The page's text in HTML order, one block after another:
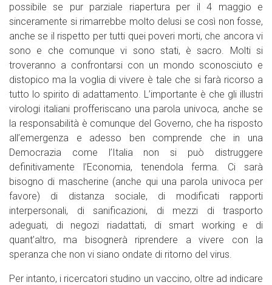
possibile se pur parziale riapertura per il 4 maggio e
sinceramente si rimarrebbe molto delusi se così non fosse,
anche se il rispetto per tutti quei poveri morti, che ancora vi
sono e che comunque vi sono stati, è sacro. Molti si
troveranno a confrontarsi con un mondo sconosciuto e
distopico ma la voglia di vivere è tale che si farà ricorso a
tutto lo spirito di adattamento. L’importante è che gli illustri
virologi italiani profferiscano una parola univoca, anche se
la responsabilità è comunque del Governo, che ha risposto
all’emergenza e adesso ben comprende che in una
Democrazia come l’Italia non si può distruggere
definitivamente l’Economia, tenendola ferma. Ci sarà
bisogno di mascherine (anche qui una parola univoca per
favore) di distanza sociale, di modificati rapporti
interpersonali, di sanificazioni, di mezzi di trasporto
adeguati, di negozi riadattati, di smart working e di
quant’altro, ma bisognerà riprendere a vivere con la
speranza che non vi siano ondate di ritorno del virus.
Per intanto, i ricercatori studino un vaccino, oltre ad indicare